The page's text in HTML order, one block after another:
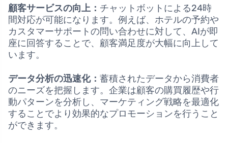
顧客サービスの向上： チャットボットによる24時
間対応が可能になります。例えば、ホテルの予約や
カスタマーサポートの問い合わせに対して、AIが即
座に回答することで、顧客満足度が大幅に向上して
います。
データ分析の迅速化： 蓄積されたデータから消費者
のニーズを把握します。企業は顧客の購買履歴や行
動パターンを分析し、マーケティング戦略を最適化
することでより効果的なプロモーションを行うこと
ができます。